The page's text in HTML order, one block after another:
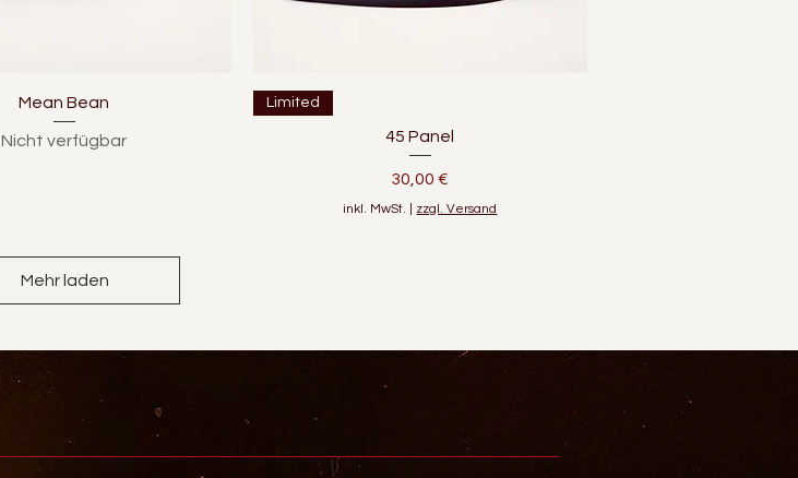
Schnellansicht
Mean Bean
Nicht verfügbar
Limited
45 Panel
Preis
30,00 €
inkl. MwSt. zzgl. Versand
Mehr laden